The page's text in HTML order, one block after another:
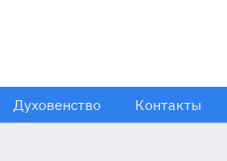
Духовенство Контакты